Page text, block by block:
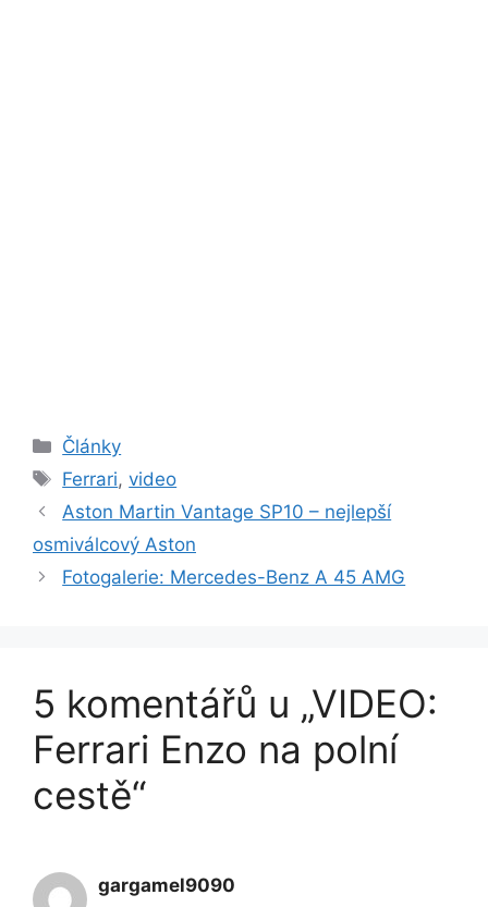
Rubriky
Články
Štítky
Ferrari,video
Aston Martin Vantage SP10 – nejlepší
osmiválcový Aston
Fotogalerie: Mercedes-Benz A 45 AMG
5 komentářů u „VIDEO:
Ferrari Enzo na polní
cestě“
gargamel9090